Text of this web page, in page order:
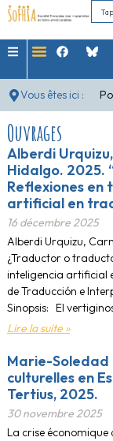
Vous êtes ici :
Ouvrages
Alberdi
Hidalgo. 2025.
Reflexiones en
artificial en
16 décembre 2025
Alberdi Urquizu,
¿Traductor o
inteligencia artificial
de Traducción e
Sinopsis: El
Lire la suite »
Marie-Soledad
culturelles en
Tertius, 2025.
30 novembre 2025
La crise économique